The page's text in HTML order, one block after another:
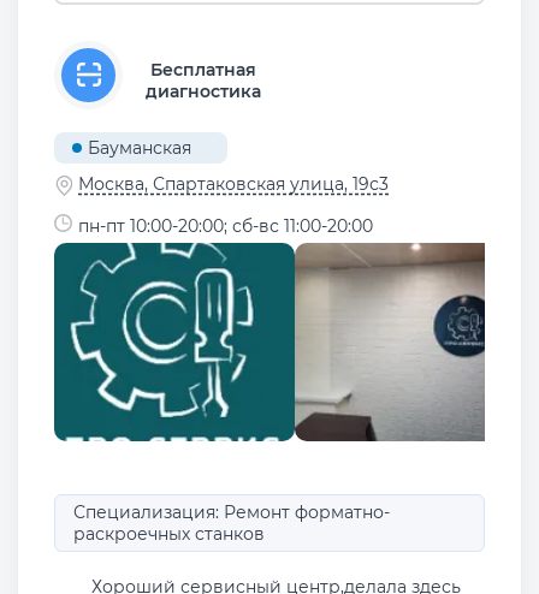
Бесплатная
диагностика
Бауманская
Москва, Спартаковская улица, 19с3
пн-пт 10:00-20:00; сб-вс 11:00-20:00
Специализация: Ремонт форматно-
раскроечных станков
Хороший сервисный центр,делала здесь